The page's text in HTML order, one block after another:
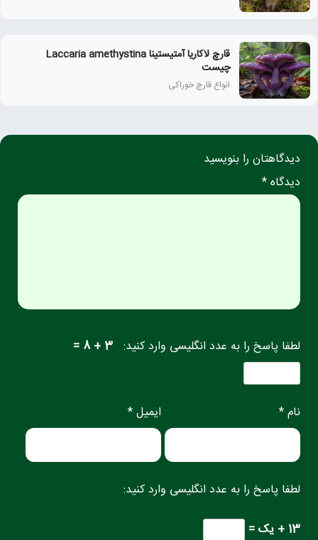
قارچ لاکاریا آمتیستینا Laccaria amethystina
چیست
انواع قارچ خوراکی
دیدگاهتان را بنویسید
دیدگاه *
لطفا پاسخ را به عدد انگلیسی وارد کنید: 3 + 8 =
نام * ایمیل *
لطفا پاسخ را به عدد انگلیسی وارد کنید:
13 + یک =